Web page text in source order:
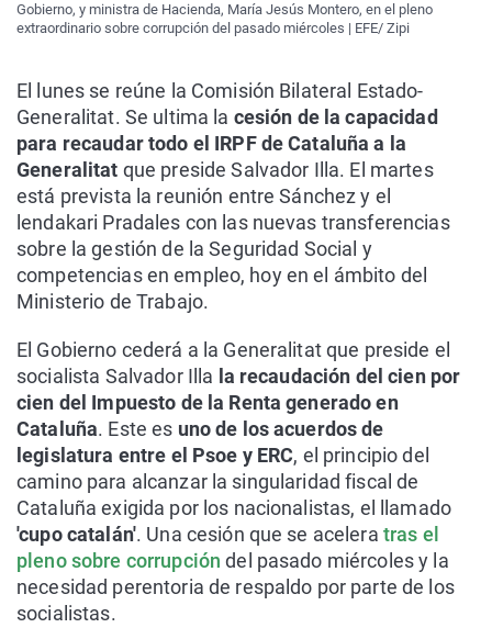
Gobierno, y ministra de Hacienda, María Jesús Montero, en el pleno
extraordinario sobre corrupción del pasado miércoles | EFE/ Zipi
El lunes se reúne la Comisión Bilateral Estado-
Generalitat. Se ultima la cesión de la capacidad
para recaudar todo el IRPF de Cataluña a la
Generalitat que preside Salvador Illa. El martes
está prevista la reunión entre Sánchez y el
lendakari Pradales con las nuevas transferencias
sobre la gestión de la Seguridad Social y
competencias en empleo, hoy en el ámbito del
Ministerio de Trabajo.
El Gobierno cederá a la Generalitat que preside el
socialista Salvador Illa la recaudación del cien por
cien del Impuesto de la Renta generado en
Cataluña. Este es uno de los acuerdos de
legislatura entre el Psoe y ERC, el principio del
camino para alcanzar la singularidad fiscal de
Cataluña exigida por los nacionalistas, el llamado
'cupo catalán'. Una cesión que se acelera tras el
pleno sobre corrupcióndel pasado miércoles y la
necesidad perentoria de respaldo por parte de los
socialistas.